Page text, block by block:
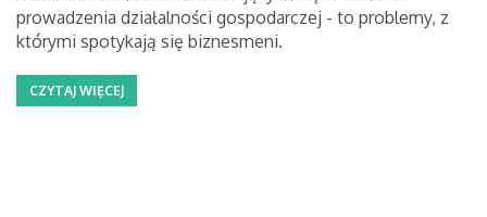
prowadzenia działalności gospodarczej - to problemy, z
którymi spotykają się biznesmeni.
CZYTAJ WIĘCEJ